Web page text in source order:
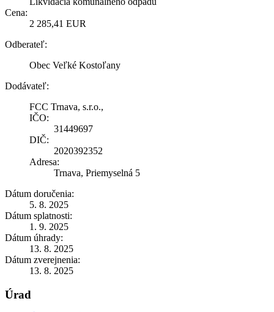
Cena:
2 285,41 EUR
Odberateľ:
Obec Veľké Kostoľany
Dodávateľ:
FCC Trnava, s.r.o.,
IČO:
31449697
DIČ:
2020392352
Adresa:
Trnava, Priemyselná 5
Dátum doručenia:
5. 8. 2025
Dátum splatnosti:
1. 9. 2025
Dátum úhrady:
13. 8. 2025
Dátum zverejnenia:
13. 8. 2025
Úrad